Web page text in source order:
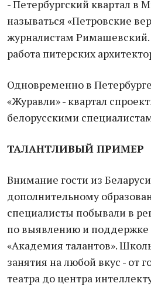
- Петербургский квартал в
называться «Петровские
журналистам Римашевский.
работа питерских
Одновременно в
«Журавли» - квартал
белорусскими
ТАЛАНТЛИВЫЙ ПРИМЕР
Внимание гости из
дополнительному
специалисты побывали в
по выявлению и
«Академия талантов».
занятия на любой вкус - от
театра до центра